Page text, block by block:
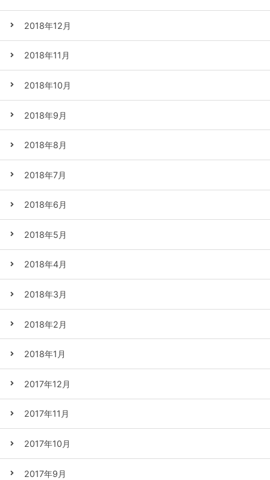
2018年12月
2018年11月
2018年10月
2018年9月
2018年8月
2018年7月
2018年6月
2018年5月
2018年4月
2018年3月
2018年2月
2018年1月
2017年12月
2017年11月
2017年10月
2017年9月